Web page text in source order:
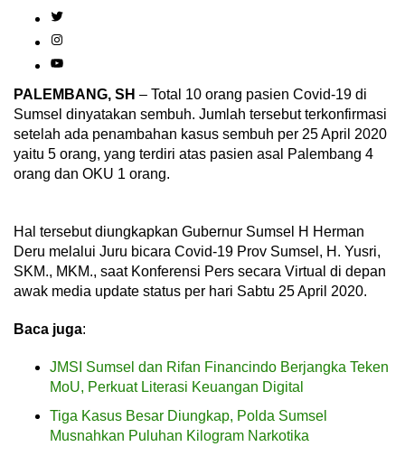
Twitter
Instagram
YouTube
PALEMBANG, SH – Total 10 orang pasien Covid-19 di
Sumsel dinyatakan sembuh. Jumlah tersebut terkonfirmasi
setelah ada penambahan kasus sembuh per 25 April 2020
yaitu 5 orang, yang terdiri atas pasien asal Palembang 4
orang dan OKU 1 orang.
Hal tersebut diungkapkan Gubernur Sumsel H Herman
Deru melalui Juru bicara Covid-19 Prov Sumsel, H. Yusri,
SKM., MKM., saat Konferensi Pers secara Virtual di depan
awak media update status per hari Sabtu 25 April 2020.
Baca juga:
JMSI Sumsel dan Rifan Financindo Berjangka Teken
MoU, Perkuat Literasi Keuangan Digital
Tiga Kasus Besar Diungkap, Polda Sumsel
Musnahkan Puluhan Kilogram Narkotika